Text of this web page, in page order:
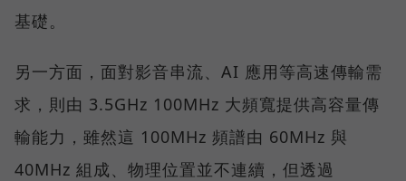
基礎。
另一方面，面對影音串流、AI 應用等高速傳輸需
求，則由 3.5GHz 100MHz 大頻寬提供高容量傳
輸能力，雖然這 100MHz 頻譜由 60MHz 與
40MHz 組成、物理位置並不連續，但透過